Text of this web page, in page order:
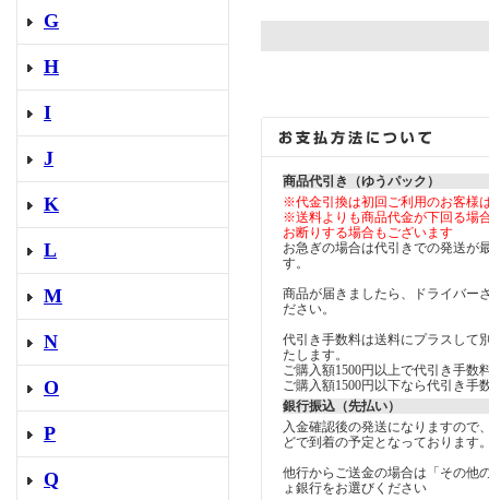
G
H
I
J
K
L
M
N
O
P
Q
商品代引き（ゆうパック）
※代金引換は初回ご利用のお客様
※送料よりも商品代金が下回る場
お断りする場合もございます
お急ぎの場合は代引きでの発送が
す。
商品が届きましたら、ドライバー
ださい。
代引き手数料は送料にプラスして
たします。
ご購入額1500円以上で代引き手数
ご購入額1500円以下なら代引き手
銀行振込（先払い）
入金確認後の発送になりますので
どで到着の予定となっております
他行からご送金の場合は「その他
ょ銀行をお選びください